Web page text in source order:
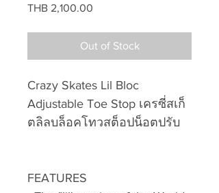
THB 2,100.00
Out of Stock
Crazy Skates Lil Bloc
Adjustable Toe Stop เครซี่สเก็
ตลิลบล็อคโทวสต็อปน็อตปรับ
FEATURES